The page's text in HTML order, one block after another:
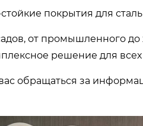
покрытия для
от промышленного
решение для
обращаться за